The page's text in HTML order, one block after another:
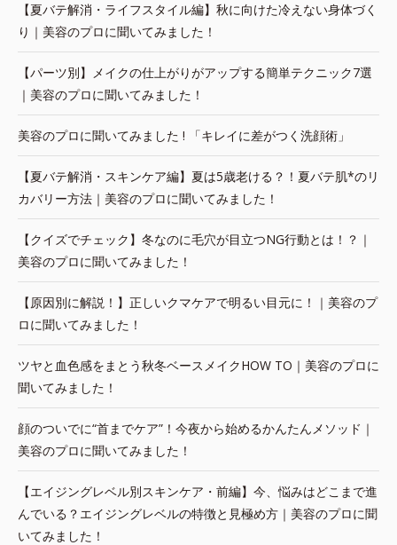
【夏バテ解消・ライフスタイル編】秋に向けた冷えない身体づく
り｜美容のプロに聞いてみました！
【パーツ別】メイクの仕上がりがアップする簡単テクニック7選
｜美容のプロに聞いてみました！
美容のプロに聞いてみました ! 「キレイに差がつく洗顔術」
【夏バテ解消・スキンケア編】夏は5歳老ける？！夏バテ肌*のリ
カバリー方法｜美容のプロに聞いてみました！
【クイズでチェック】冬なのに毛穴が目立つNG行動とは！？｜
美容のプロに聞いてみました！
【原因別に解説！】正しいクマケアで明るい目元に！｜美容のプ
ロに聞いてみました！
ツヤと血色感をまとう秋冬ベースメイクHOW TO｜美容のプロに
聞いてみました！
顔のついでに“首までケア”！今夜から始めるかんたんメソッド｜
美容のプロに聞いてみました！
【エイジングレベル別スキンケア・前編】今、悩みはどこまで進
んでいる？エイジングレベルの特徴と見極め方｜美容のプロに聞
いてみました！